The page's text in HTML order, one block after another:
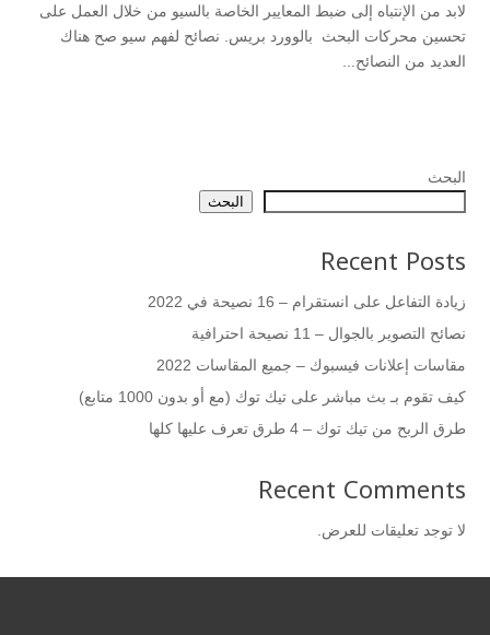
لابد من الإنتباه إلى ضبط المعايير الخاصة بالسيو من خلال العمل على
تحسين محركات البحث بالوورد بريس. نصائح لفهم سيو صح هناك
العديد من النصائح...
البحث
البحث
Recent Posts
زيادة التفاعل على انستقرام – 16 نصيحة في 2022
نصائح التصوير بالجوال – 11 نصيحة احترافية
مقاسات إعلانات فيسبوك – جميع المقاسات 2022
كيف تقوم بـ بث مباشر على تيك توك (مع أو بدون 1000 متابع)
طرق الربح من تيك توك – 4 طرق تعرف عليها كلها
Recent Comments
لا توجد تعليقات للعرض.